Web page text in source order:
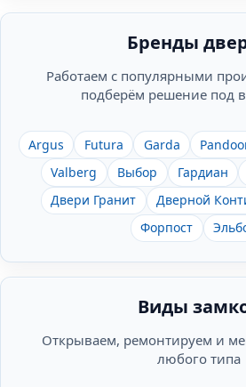
Бренды
Работаем с популярными
подберём решение под
Argus Futura Garda
Valberg
Выбор Гардиан
Двери Гранит
Дверной
Форпост
Виды
Открываем, ремонтируем и
любого типа